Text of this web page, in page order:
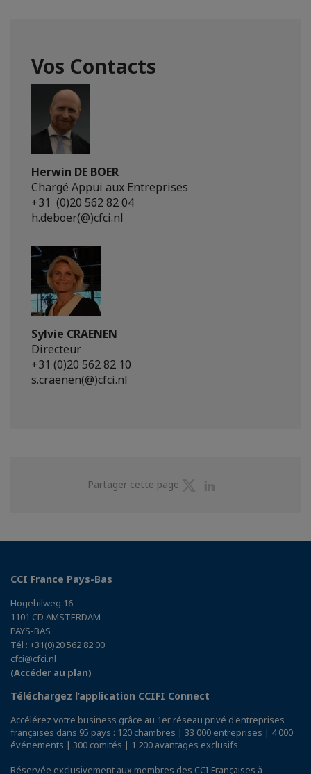
Vos Contacts
Herwin DE BOER
Chargé Appui aux Entreprises
+31 (0)20 562 82 04
h.deboer(@)cfci.nl
Sylvie CRAENEN
Directeur
+31 (0)20 562 82 10
s.craenen(@)cfci.nl
Partager cette page
Partager
CCI France Pays-Bas
Hogehilweg 16
1101 CD AMSTERDAM
PAYS-BAS
Tél : +31(0)20 562 82 00
cfci@cfci.nl
(Accéder au plan)
Téléchargez l’application CCIFI Connect
Accélérez votre business grâce au 1er réseau privé d'entreprises
françaises dans 95 pays : 120 chambres | 33 000 entreprises | 4 000
événements | 300 comités | 1 200 avantages exclusifs
Réservée exclusivement aux membres des CCI Françaises à